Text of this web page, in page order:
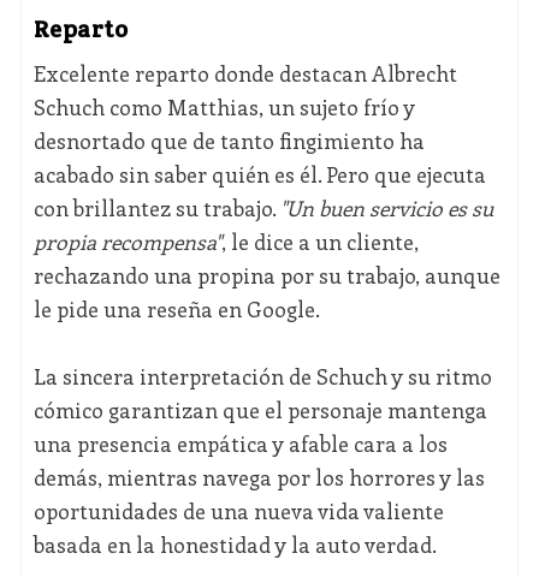
Reparto
Excelente reparto donde destacan Albrecht
Schuch como Matthias, un sujeto frío y
desnortado que de tanto fingimiento ha
acabado sin saber quién es él. Pero que ejecuta
con brillantez su trabajo. "Un buen servicio es su
propia recompensa", le dice a un cliente,
rechazando una propina por su trabajo, aunque
le pide una reseña en Google.
La sincera interpretación de Schuch y su ritmo
cómico garantizan que el personaje mantenga
una presencia empática y afable cara a los
demás, mientras navega por los horrores y las
oportunidades de una nueva vida valiente
basada en la honestidad y la auto verdad.